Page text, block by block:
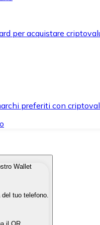
per acquistare
preferiti con
interessano in modo
valuta fiat quando ne hai
Wallet
tuo telefono.